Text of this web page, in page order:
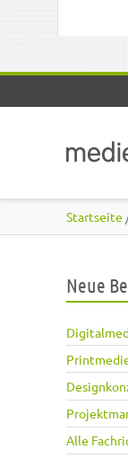
Startseite
Neue
Alle